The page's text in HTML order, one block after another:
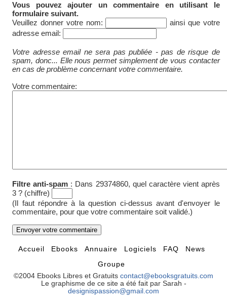
Vous pouvez ajouter un commentaire en utilisant le
formulaire suivant.
Veuillez donner votre nom:
ainsi que votre
adresse email:
Votre adresse email ne sera pas publiée - pas de risque de
spam, donc... Elle nous permet simplement de vous contacter
en cas de problème concernant votre commentaire.
Votre commentaire:
Filtre anti-spam : Dans 29374860, quel caractère vient après
3 ? (chiffre)
(Il faut répondre à la question ci-dessus avant d'envoyer le
commentaire, pour que votre commentaire soit validé.)
Accueil Ebooks Annuaire Logiciels FAQ
News
Groupe
©2004 Ebooks Libres et Gratuits contact@ebooksgratuits.com
Le graphisme de ce site a été fait par Sarah -
designispassion@gmail.com